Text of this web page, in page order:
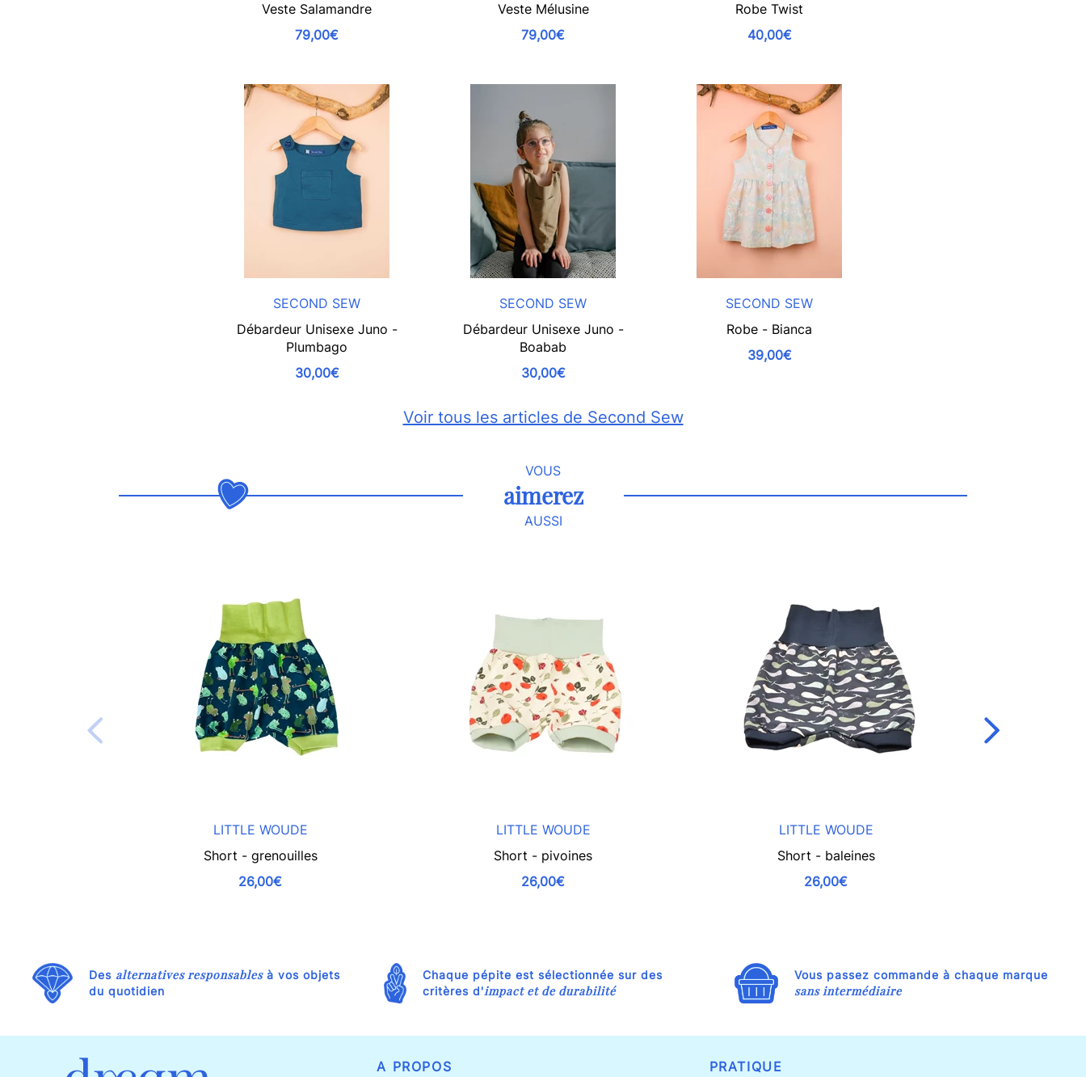
Veste Salamandre
79,00€
Veste Mélusine
79,00€
Robe Twist
40,00€
SECOND SEW
Débardeur Unisexe Juno -
Plumbago
30,00€
SECOND SEW
Débardeur Unisexe Juno -
Boabab
30,00€
SECOND SEW
Robe - Bianca
39,00€
Voir tous les articles de Second Sew
VOUS
aimerez
AUSSI
LITTLE WOUDE
Short - grenouilles
26,00€
LITTLE WOUDE
Short - pivoines
26,00€
LITTLE WOUDE
Short - baleines
26,00€
Des alternatives responsablesà vos objets
du quotidien
Chaque pépite est sélectionnée sur des
critères d'impact et de durabilité
Vous passez commande à chaque marque
sans intermédiaire
A PROPOS PRATIQUE